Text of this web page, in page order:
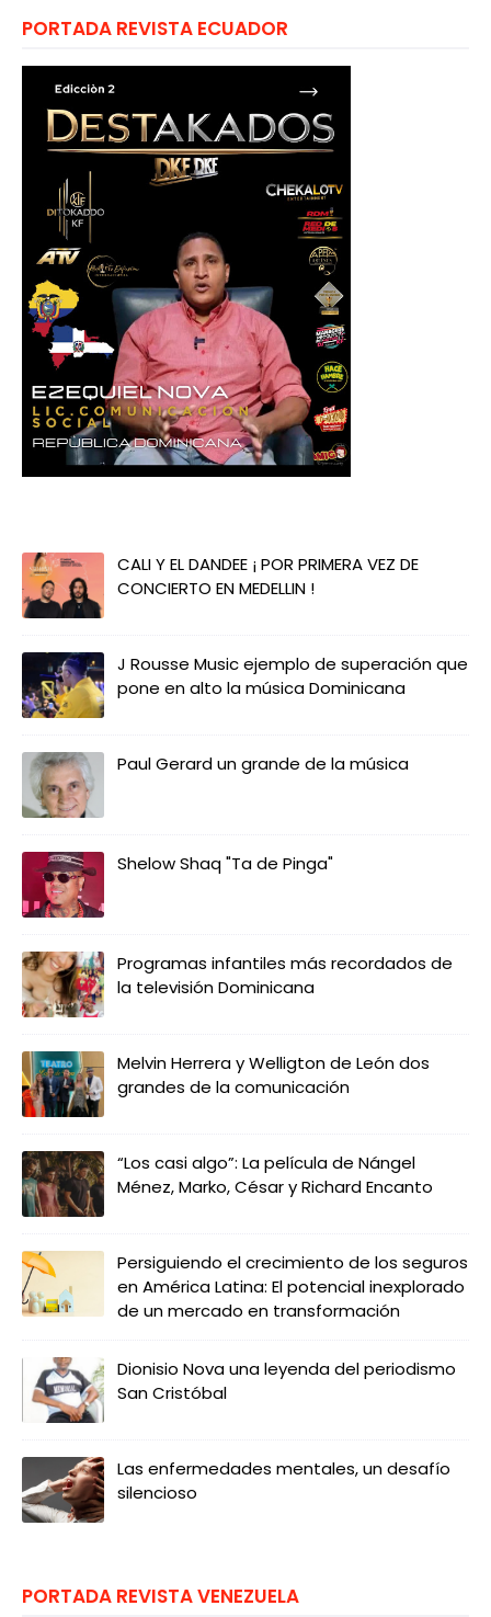
PORTADA REVISTA ECUADOR
CALI Y EL DANDEE ¡ POR PRIMERA VEZ DE
CONCIERTO EN MEDELLIN !
J Rousse Music ejemplo de superación que
pone en alto la música Dominicana
Paul Gerard un grande de la música
Shelow Shaq "Ta de Pinga"
Programas infantiles más recordados de
la televisión Dominicana
Melvin Herrera y Welligton de León dos
grandes de la comunicación
“Los casi algo”: La película de Nángel
Ménez, Marko, César y Richard Encanto
Persiguiendo el crecimiento de los seguros
en América Latina: El potencial inexplorado
de un mercado en transformación
Dionisio Nova una leyenda del periodismo
San Cristóbal
Las enfermedades mentales, un desafío
silencioso
PORTADA REVISTA VENEZUELA